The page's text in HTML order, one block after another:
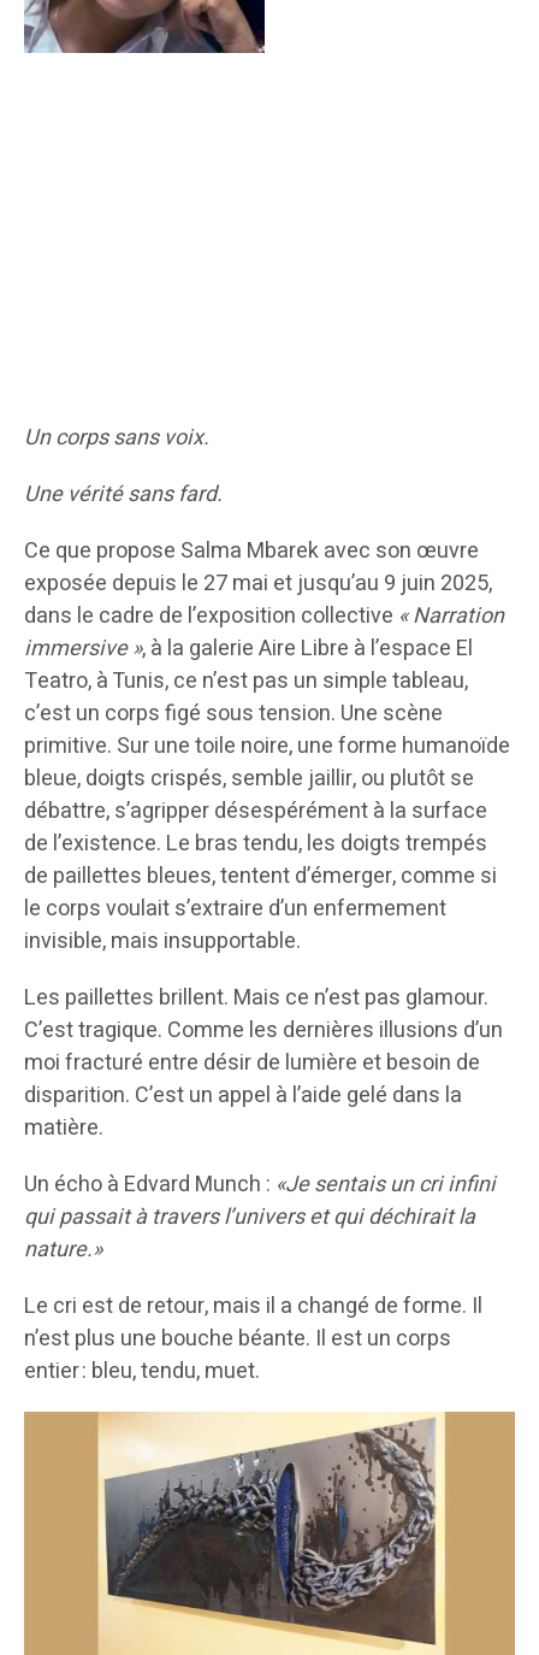
Un corps sans voix.
Une vérité sans fard.
Ce que propose Salma Mbarek avec son œuvre
exposée depuis le 27 mai et jusqu’au 9 juin 2025,
dans le cadre de l’exposition collective « Narration
immersive », à la galerie Aire Libre à l’espace El
Teatro, à Tunis, ce n’est pas un simple tableau,
c’est un corps figé sous tension. Une scène
primitive. Sur une toile noire, une forme humanoïde
bleue, doigts crispés, semble jaillir, ou plutôt se
débattre, s’agripper désespérément à la surface
de l’existence. Le bras tendu, les doigts trempés
de paillettes bleues, tentent d’émerger, comme si
le corps voulait s’extraire d’un enfermement
invisible, mais insupportable.
Les paillettes brillent. Mais ce n’est pas glamour.
C’est tragique. Comme les dernières illusions d’un
moi fracturé entre désir de lumière et besoin de
disparition. C’est un appel à l’aide gelé dans la
matière.
Un écho à Edvard Munch : «Je sentais un cri infini
qui passait à travers l’univers et qui déchirait la
nature.»
Le cri est de retour, mais il a changé de forme. Il
n’est plus une bouche béante. Il est un corps
entier : bleu, tendu, muet.